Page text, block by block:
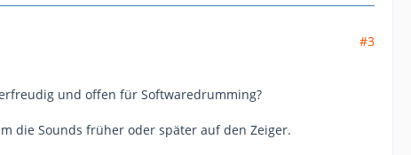
#3
und offen für Softwaredrumming?
die Sounds früher oder später auf den Zeiger.